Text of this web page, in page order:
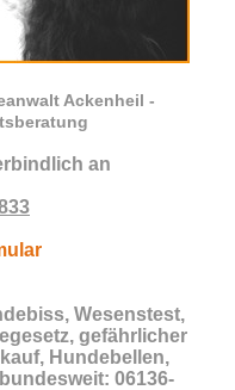
Ackenheil -
an
Wesenstest,
gefährlicher
Hundebellen,
06136-